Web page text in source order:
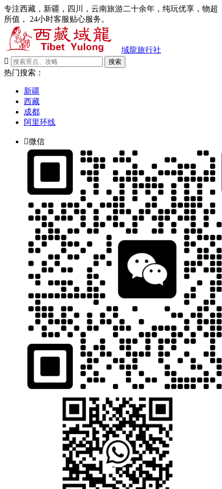
专注西藏，新疆，四川，云南旅游二十余年，纯玩优享，物超
所值， 24小时客服贴心服务。
域龍旅行社

搜索
热门搜索：
新疆
西藏
成都
阿里环线
微信